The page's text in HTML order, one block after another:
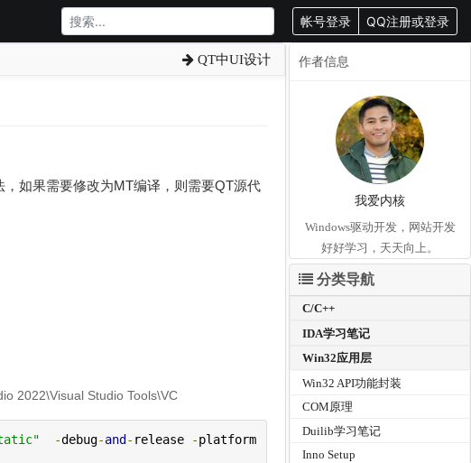
帐号登录 QQ注册或登录
QT中UI设计
如果需要修改为MT编译，则需要QT源代
2022\Visual Studio Tools\VC
-debug-and - release -platform
作者信息
我爱内核
Windows驱动开发，网站开发
好好学习，天天向上。
分类导航
C/C++
IDA学习笔记
Win32应用层
Win32 API功能封装
COM原理
Duilib学习笔记
Inno Setup